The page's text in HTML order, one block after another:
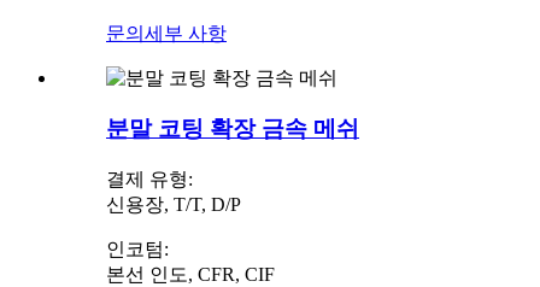
문의 세부 사항
분말 코팅 확장 금속 메쉬
결제 유형:
신용장, T/T, D/P
인코텀:
본선 인도, CFR, CIF